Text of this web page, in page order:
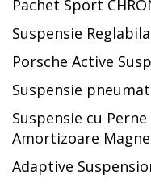
Pachet Sport
Suspensie
Porsche Active
Suspensie
Suspensie cu
Amortizoare
Adaptive